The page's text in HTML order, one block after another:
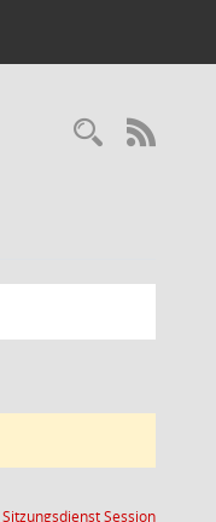
SitzungsdienstSession(Wird in